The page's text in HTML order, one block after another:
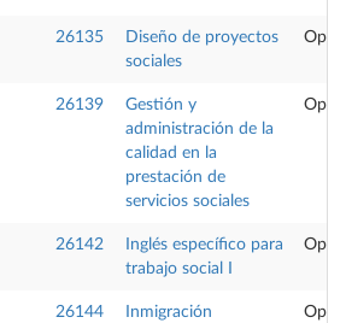
26135
Diseño de proyectos
sociales
26139
Gestión y
administración de la
calidad en la
prestación de
servicios sociales
26142
Inglés específico para
trabajo social I
26144 Inmigración